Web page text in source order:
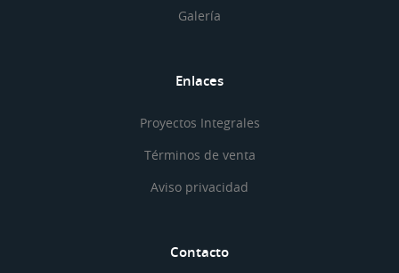
Galería
Enlaces
Proyectos Integrales
Términos de venta
Aviso privacidad
Contacto